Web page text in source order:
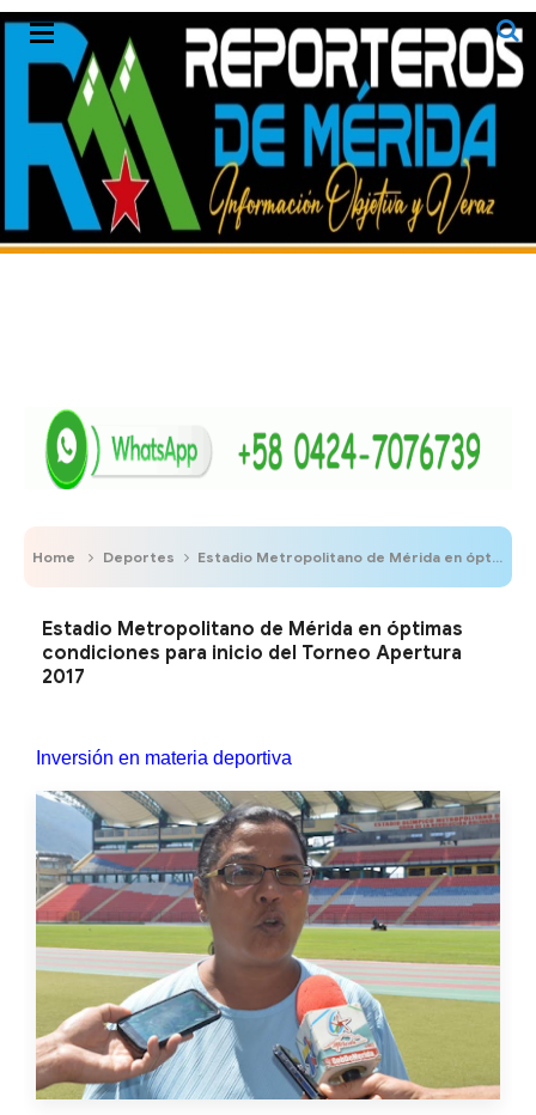
Home Deportes Estadio Metropolitano de Mérida en óptimas condiciones para inicio del Torneo Apertura 2017
Estadio Metropolitano de Mérida en óptimas
condiciones para inicio del Torneo Apertura
2017
Inversión en materia deportiva